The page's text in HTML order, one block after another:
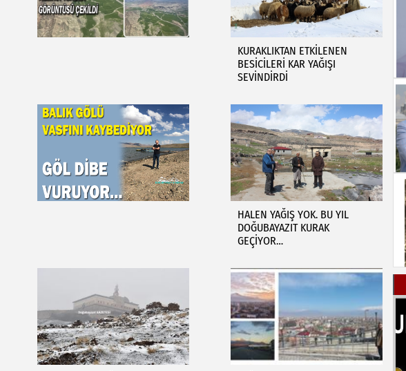
KURAKLIKTAN ETKİLENEN
BESİCİLERİ KAR YAĞIŞI
SEVİNDİRDİ
HALEN YAĞIŞ YOK. BU YIL
DOĞUBAYAZIT KURAK
GEÇİYOR…